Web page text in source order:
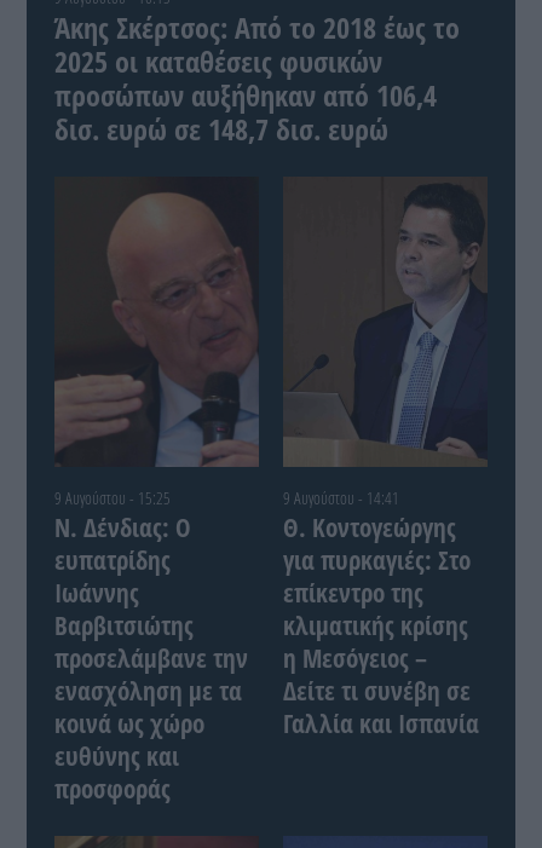
Άκης Σκέρτσος: Από το 2018 έως το
2025 οι καταθέσεις φυσικών
προσώπων αυξήθηκαν από 106,4
δισ. ευρώ σε 148,7 δισ. ευρώ
9 Αυγούστου - 15:25
Ν. Δένδιας: Ο
ευπατρίδης
Ιωάννης
Βαρβιτσιώτης
προσελάμβανε την
ενασχόληση με τα
κοινά ως χώρο
ευθύνης και
προσφοράς
9 Αυγούστου - 14:41
Θ. Κοντογεώργης
για πυρκαγιές: Στο
επίκεντρο της
κλιματικής κρίσης
η Μεσόγειος –
Δείτε τι συνέβη σε
Γαλλία και Ισπανία